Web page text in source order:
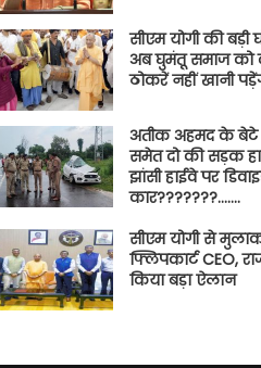
सीएम योगी की बड़ी
अब घुमंतू समाज को
ठोकरें नहीं खानी
अतीक अहमद के
समेत दो की सड़क
झांसी हाईवे पर
कार???????…….
सीएम योगी से
फ्लिपकार्ट CEO,
किया बड़ा ऐलान